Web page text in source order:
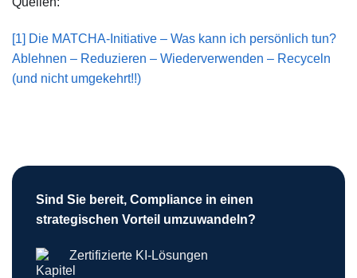
[1] Die MATCHA-Initiative – Was kann ich persönlich tun?
Ablehnen – Reduzieren – Wiederverwenden – Recyceln
(und nicht umgekehrt!!)
Sind Sie bereit, Compliance in einen
strategischen Vorteil umzuwandeln?
Zertifizierte KI-Lösungen